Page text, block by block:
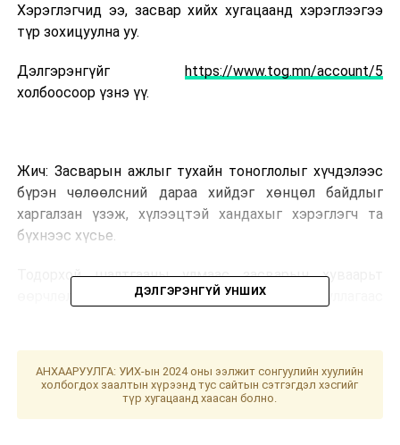
Хэрэглэгчид ээ, засвар хийх хугацаанд хэрэглээгээ
түр зохицуулна уу.
Дэлгэрэнгүйгhttps://www.tog.mn/account/5
холбоосоор үзнэ үү.
Жич: Засварын ажлыг тухайн тоноглолыг хүчдэлээс
бүрэн чөлөөлсний дараа хийдэг хөнцөл байдлыг
харгалзан үзэж, хүлээцтэй хандахыг хэрэглэгч та
бүхнээс хүсье.
Тодорхой шалтгааны улмаас засварын хуваарьт
өөрчлөлт орох тохиолдолд хангагч байгууллагаас
УНШСАН: 1720
ДАРААХ МЭДЭЭ
УИХ: Өнөөдөр хуралдах ажлын хэсгүүд
ДЭЛГЭРЭНГҮЙ УНШИХ
АНХААРУУЛГА: УИХ-ын 2024 оны ээлжит сонгуулийн хуулийн
холбогдох заалтын хүрээнд тус сайтын сэтгэгдэл хэсгийг
түр хугацаанд хаасан болно.